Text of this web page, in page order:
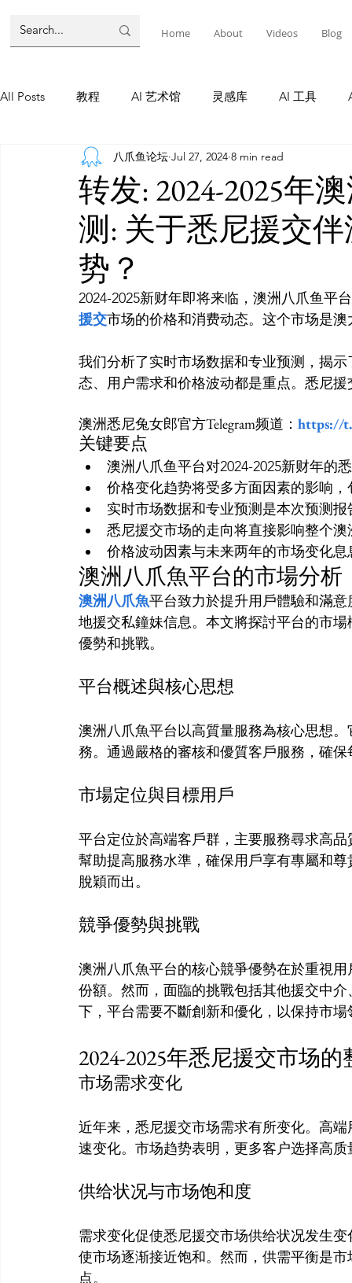
Home About Videos Blog
All Posts 教程 AI 艺术馆 灵感库 AI 工具
AI 工具 AI Tool Tutorials
灵感库 AI 新闻 灵感库 教程
转发: 2024-2025年
测: 关于悉尼援交
势？
八爪鱼论坛 Jul 27, 2024 8 min read
2024-2025新财年即将来临，澳洲八爪鱼平
援交市场的价格和消费动态。这个市场是
我们分析了实时市场数据和专业预测，揭
澳洲悉尼兔女郎官方Telegram频道： https://
关键要点
澳洲八爪鱼平台对2024-2025新财年的
价格变化趋势将受多方面因素的影响
实时市场数据和专业预测是本次预测报
悉尼援交市场的走向将直接影响整个
价格波动因素与未来两年的市场变化息
澳洲八爪魚平台的市場分析
澳洲八爪魚平台致力於提升用戶體驗和滿
地援交私鐘妹信息。本文將探討平台的市
平台概述與核心思想
澳洲八爪魚平台以高質量服務為核心思想
市場定位與目標用戶
平台定位於高端客戶群，主要服務尋求高
幫助提高服務水準，確保用戶享有專屬和
競爭優勢與挑戰
澳洲八爪魚平台的核心競爭優勢在於重視
份額。然而，面臨的挑戰包括其他援交中
2024-2025年悉尼援交市场
市场需求变化
近年来，悉尼援交市场需求有所变化。高
供给状况与市场饱和度
需求变化促使悉尼援交市场供给状况发生
使市场逐渐接近饱和。然而，供需平衡是